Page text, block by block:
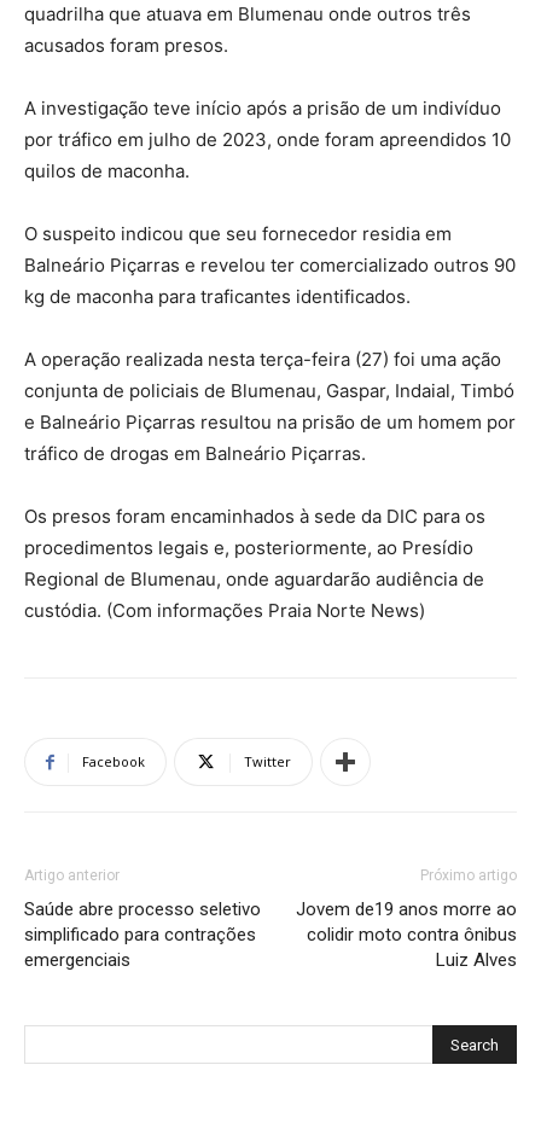
quadrilha que atuava em Blumenau onde outros três
acusados foram presos.
A investigação teve início após a prisão de um indivíduo
por tráfico em julho de 2023, onde foram apreendidos 10
quilos de maconha.
O suspeito indicou que seu fornecedor residia em
Balneário Piçarras e revelou ter comercializado outros 90
kg de maconha para traficantes identificados.
A operação realizada nesta terça-feira (27) foi uma ação
conjunta de policiais de Blumenau, Gaspar, Indaial, Timbó
e Balneário Piçarras resultou na prisão de um homem por
tráfico de drogas em Balneário Piçarras.
Os presos foram encaminhados à sede da DIC para os
procedimentos legais e, posteriormente, ao Presídio
Regional de Blumenau, onde aguardarão audiência de
custódia. (Com informações Praia Norte News)
Facebook Twitter
Artigo anterior
Saúde abre processo seletivo
simplificado para contrações
emergenciais
Próximo artigo
Jovem de19 anos morre ao
colidir moto contra ônibus
Luiz Alves